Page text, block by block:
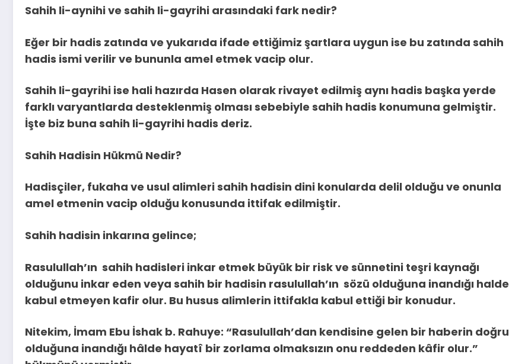
Sahih li-aynihi ve sahih li-gayrihi arasındaki fark nedir?
Eğer bir hadis zatında ve yukarıda ifade ettiğimiz şartlara uygun ise bu zatında sahih
hadis ismi verilir ve bununla amel etmek vacip olur.
Sahih li-gayrihi ise hali hazırda Hasen olarak rivayet edilmiş aynı hadis başka yerde
farklı varyantlarda desteklenmiş olması sebebiyle sahih hadis konumuna gelmiştir.
İşte biz buna sahih li-gayrihi hadis deriz.
Sahih Hadisin Hükmü Nedir?
Hadisçiler, fukaha ve usul alimleri sahih hadisin dini konularda delil olduğu ve onunla
amel etmenin vacip olduğu konusunda ittifak edilmiştir.
Sahih hadisin inkarına gelince;
Rasulullah’ın sahih hadisleri inkar etmek büyük bir risk ve sünnetini teşri kaynağı
olduğunu inkar eden veya sahih bir hadisin rasulullah’ın sözü olduğuna inandığı halde
kabul etmeyen kafir olur. Bu husus alimlerin ittifakla kabul ettiği bir konudur.
Nitekim, İmam Ebu İshak b. Rahuye: “Rasulullah’dan kendisine gelen bir haberin doğru
olduğuna inandığı hâlde hayatî bir zorlama olmaksızın onu reddeden kâfir olur.”